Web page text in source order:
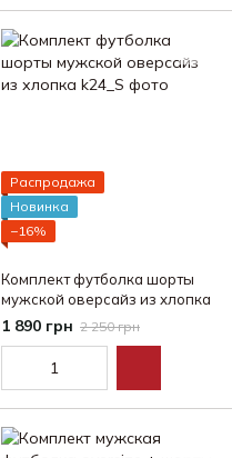
Распродажа
Новинка
−16%
Комплект футболка шорты
мужской оверсайз из хлопка
1 890 грн 2 250 грн